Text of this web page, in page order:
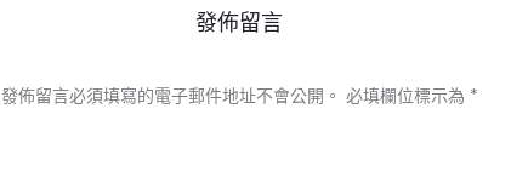
發佈留言
發佈留言必須填寫的電子郵件地址不會公開。 必填欄位標示為 *